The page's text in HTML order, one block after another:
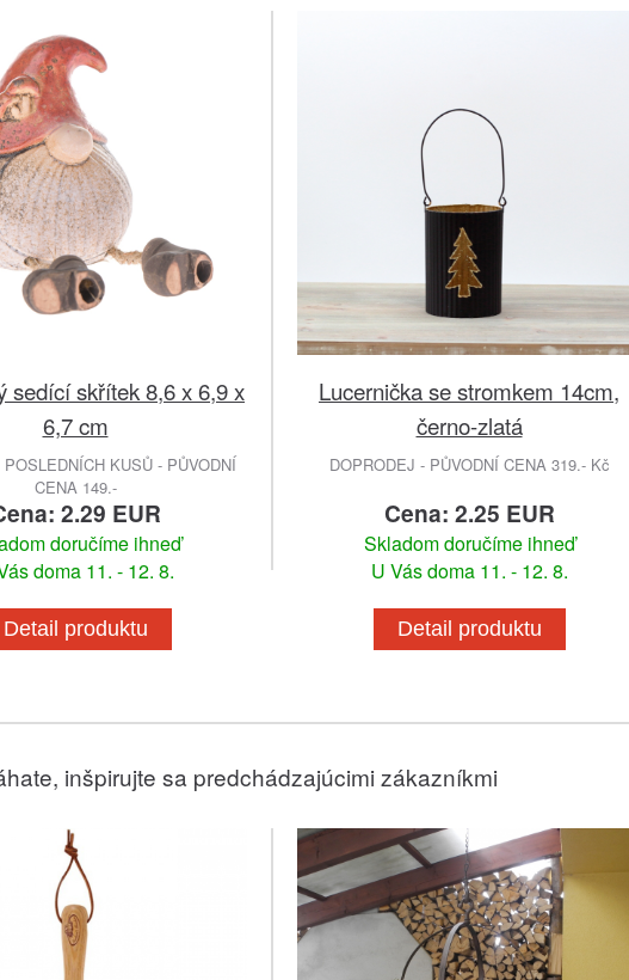
sedící skřítek 8,6 x 6,9 x
6,7 cm
KUSŮ - PŮVODNÍ
CENA 149.-
2.29 EUR
doručíme ihneď
doma 11. - 12. 8.
Detail produktu
Lucernička se stromkem 14cm,
černo-zlatá
DOPRODEJ - PŮVODNÍ CENA 319.- Kč
Cena: 2.25 EUR
Skladom doručíme ihneď
U Vás doma 11. - 12. 8.
Detail produktu
inšpirujte sa predchádzajúcimi zákazníkmi